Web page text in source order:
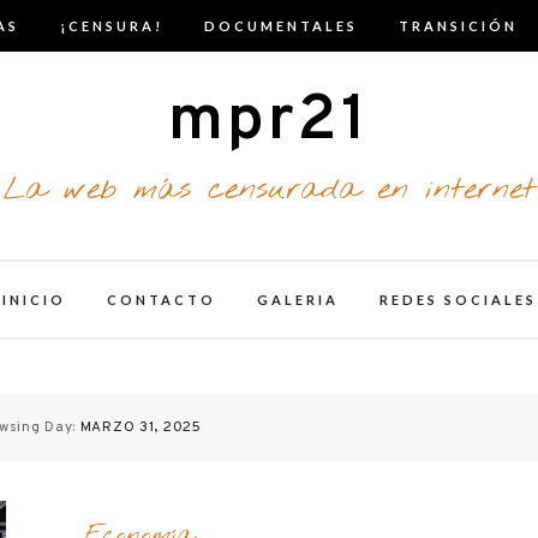
¡CENSURA! DOCUMENTALES TRANSICIÓN
mpr21
La web más censurada en internet
INICIO CONTACTO GALERIA REDES SOCIALES
Day: MARZO 31, 2025